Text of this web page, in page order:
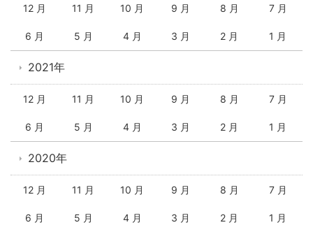
12 月 11 月 10 月 9 月 8 月 7 月
6 月 5 月 4 月 3 月 2 月 1 月
2021年
12 月 11 月 10 月 9 月 8 月 7 月
6 月 5 月 4 月 3 月 2 月 1 月
2020年
12 月 11 月 10 月 9 月 8 月 7 月
6 月 5 月 4 月 3 月 2 月 1 月